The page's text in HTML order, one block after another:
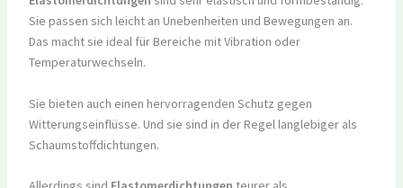
Sie passen sich leicht an Unebenheiten und Bewegungen an.
Das macht sie ideal für Bereiche mit Vibration oder
Temperaturwechseln.
Sie bieten auch einen hervorragenden Schutz gegen
Witterungseinflüsse. Und sie sind in der Regel langlebiger als
Schaumstoffdichtungen.